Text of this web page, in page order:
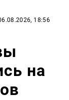
18:56
на